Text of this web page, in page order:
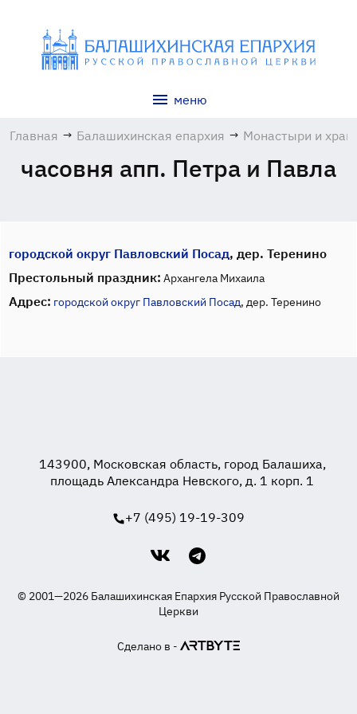
меню
Главная → Балашихинская епархия → Монастыри и
часовня апп. Петра и Павла
городской округ Павловский Посад, дер. Теренино
Престольный праздник: Архангела Михаила
Адрес: городской округ Павловский Посад, дер. Теренино
143900, Московская область, город Балашиха,
площадь Александра Невского, д. 1 корп. 1
+7 (495) 19-19-309
© 2001—2026 Балашихинская Епархия Русской Православной
Церкви
Сделано в -